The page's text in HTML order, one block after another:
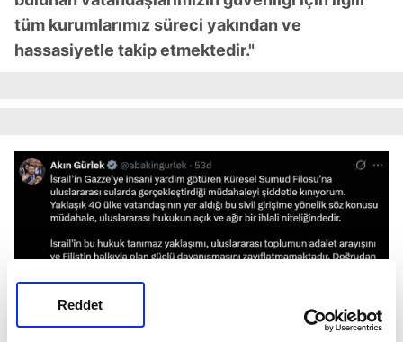
Reddet
tüm kurumlarımız süreci yakından ve
hassasiyetle takip etmektedir."